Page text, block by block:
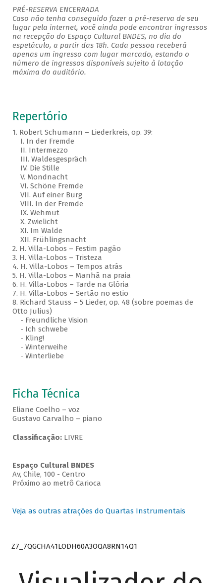
PRÉ-RESERVA ENCERRADA
Caso não tenha conseguido fazer a pré-reserva de seu
lugar pela internet, você ainda pode encontrar ingressos
na recepção do Espaço Cultural BNDES, no dia do
espetáculo, a partir das 18h. Cada pessoa receberá
apenas um ingresso com lugar marcado, estando o
número de ingressos disponíveis sujeito à lotação
máxima do auditório.
Repertório
1. Robert Schumann – Liederkreis, op. 39:
I. In der Fremde
II. Intermezzo
III. Waldesgespräch
IV. Die Stille
V. Mondnacht
VI. Schöne Fremde
VII. Auf einer Burg
VIII. In der Fremde
IX. Wehmut
X. Zwielicht
XI. Im Walde
XII. Frühlingsnacht
2. H. Villa-Lobos – Festim pagão
3. H. Villa-Lobos – Tristeza
4. H. Villa-Lobos – Tempos atrás
5. H. Villa-Lobos – Manhã na praia
6. H. Villa-Lobos – Tarde na Glória
7. H. Villa-Lobos – Sertão no estio
8. Richard Stauss – 5 Lieder, op. 48 (sobre poemas de
Otto Julius)
- Freundliche Vision
- Ich schwebe
- Kling!
- Winterweihe
- Winterliebe
Ficha Técnica
Eliane Coelho – voz
Gustavo Carvalho – piano
Classificação: LIVRE
Espaço Cultural BNDES
Av, Chile, 100 - Centro
Próximo ao metrô Carioca
Veja as outras atrações do Quartas Instrumentais
Z7_7QGCHA41LODH60A3OQA8RN14Q1